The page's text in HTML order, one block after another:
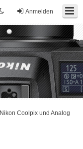
Anmelden
Nikon Coolpix und Analog